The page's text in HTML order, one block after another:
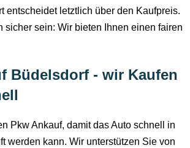
entscheidet letztlich über den Kaufpreis.
sicher sein: Wir bieten Ihnen einen fairen
Büdelsdorf - wir Kaufen
Pkw Ankauf, damit das Auto schnell in
werden kann. Wir unterstützen Sie von